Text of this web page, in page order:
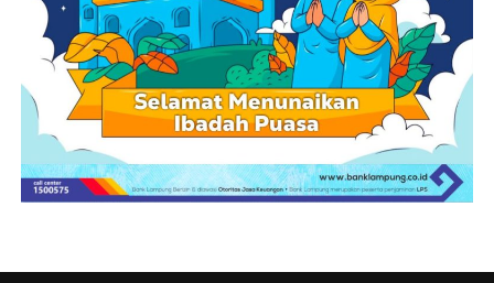
harapan besar agar ilmu yang diperoleh hari ini tidak
berhenti di sini, tetapi diteruskan kepada para siswa,
rekan kerja, dan masyarakat sekitar.
Melalui Tim Percepatan Akses Keuangan Daerah
(TPAKD), Pemkab Pesisir Barat berkomitmen
memastikan literasi dan inklusi keuangan berjalan
beriringan sehingga masyarakat lebih siap